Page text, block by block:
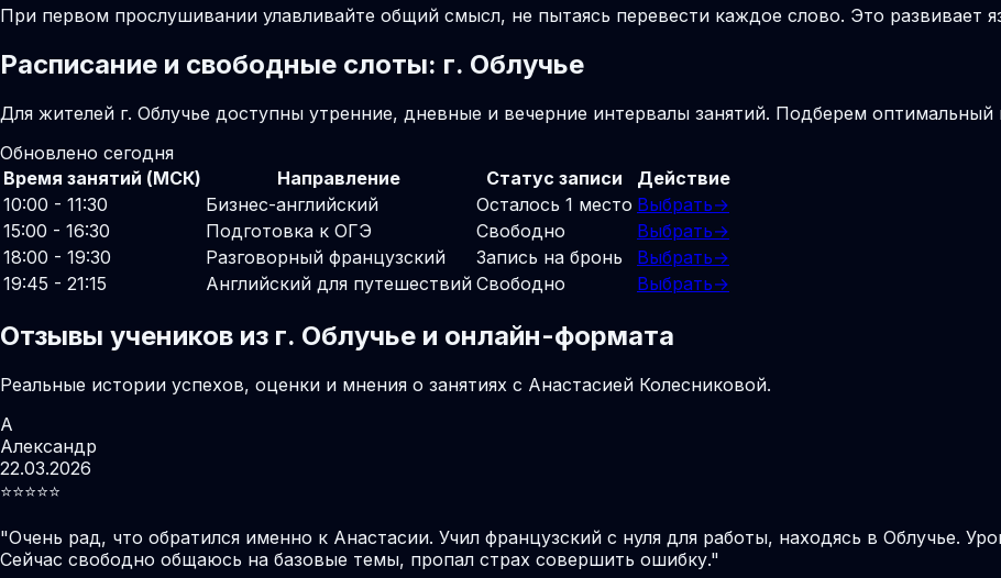
При первом прослушивании улавливайте общий смысл, не пытаясь перевести каждое слово. Это развивает
Расписание и свободные слоты: г. Облучье
Для жителей г. Облучье доступны утренние, дневные и вечерние интервалы занятий. Подберем оптимальный
Обновлено сегодня
Время занятий (МСК)
Направление Статус записи
Действие
10:00 - 11:30
Бизнес-английский Осталось 1 место Выбрать→
15:00 - 16:30
Подготовка к ОГЭ Свободно Выбрать→
18:00 - 19:30
Разговорный французский Запись на бронь Выбрать→
19:45 - 21:15
Английский для путешествий Свободно Выбрать→
Отзывы учеников из г. Облучье и онлайн-формата
Реальные истории успехов, оценки и мнения о занятиях с Анастасией Колесниковой.
А
Александр
22.03.2026
⭐️⭐️⭐️⭐️⭐️
"Очень рад, что обратился именно к Анастасии. Учил французский с нуля для работы, находясь в Облучье.
Сейчас свободно общаюсь на базовые темы, пропал страх совершить ошибку."